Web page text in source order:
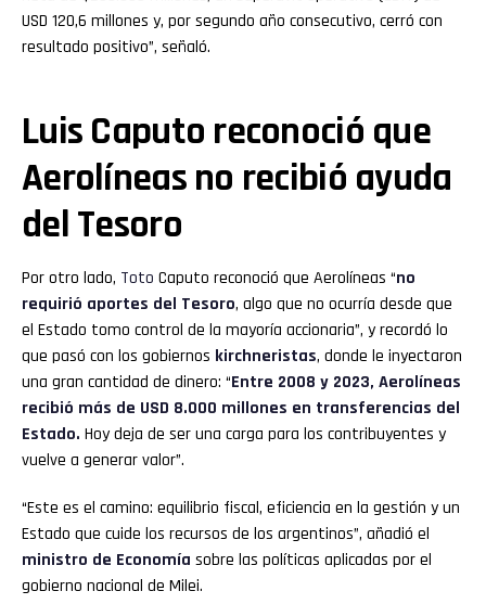
USD 120,6 millones y, por segundo año consecutivo, cerró con
resultado positivo”, señaló.
Luis Caputo reconoció que
Aerolíneas no recibió ayuda
del Tesoro
Por otro lado, Toto Caputo reconoció que Aerolíneas “no
requirió aportes del Tesoro, algo que no ocurría desde que
el Estado tomo control de la mayoría accionaria”, y recordó lo
que pasó con los gobiernos kirchneristas, donde le inyectaron
una gran cantidad de dinero: “Entre 2008 y 2023, Aerolíneas
recibió más de USD 8.000 millones en transferencias del
Estado. Hoy deja de ser una carga para los contribuyentes y
vuelve a generar valor”.
“Este es el camino: equilibrio fiscal, eficiencia en la gestión y un
Estado que cuide los recursos de los argentinos”, añadió el
ministro de Economía sobre las políticas aplicadas por el
gobierno nacional de Milei.